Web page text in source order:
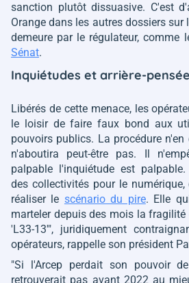
sanction plutôt dissuasive. C'est
Orange dans les autres dossiers sur
demeure par le régulateur, comme
Sénat.
Inquiétudes et arrière-
Libérés de cette menace, les
le loisir de faire faux bond aux
pouvoirs publics. La procédure
n'aboutira peut-être pas. Il
palpable l'inquiétude est
des collectivités pour le
réaliser le scénario du pire. Elle
marteler depuis des mois la
'L33-13'", juridiquement
opérateurs, rappelle son président
"Si l'Arcep perdait son pouvoir
retrouverait pas avant 2022 au